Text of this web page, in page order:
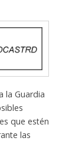
la Guardia
que estén
las